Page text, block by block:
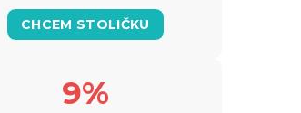
CHCEM STOLIČKU
9%